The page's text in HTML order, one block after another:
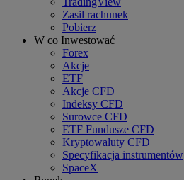
Zasil rachunek
Pobierz
W co Inwestować
Forex
Akcje
ETF
Akcje CFD
Indeksy CFD
Surowce CFD
ETF Fundusze CFD
Kryptowaluty CFD
Specyfikacja instrumentów
SpaceX